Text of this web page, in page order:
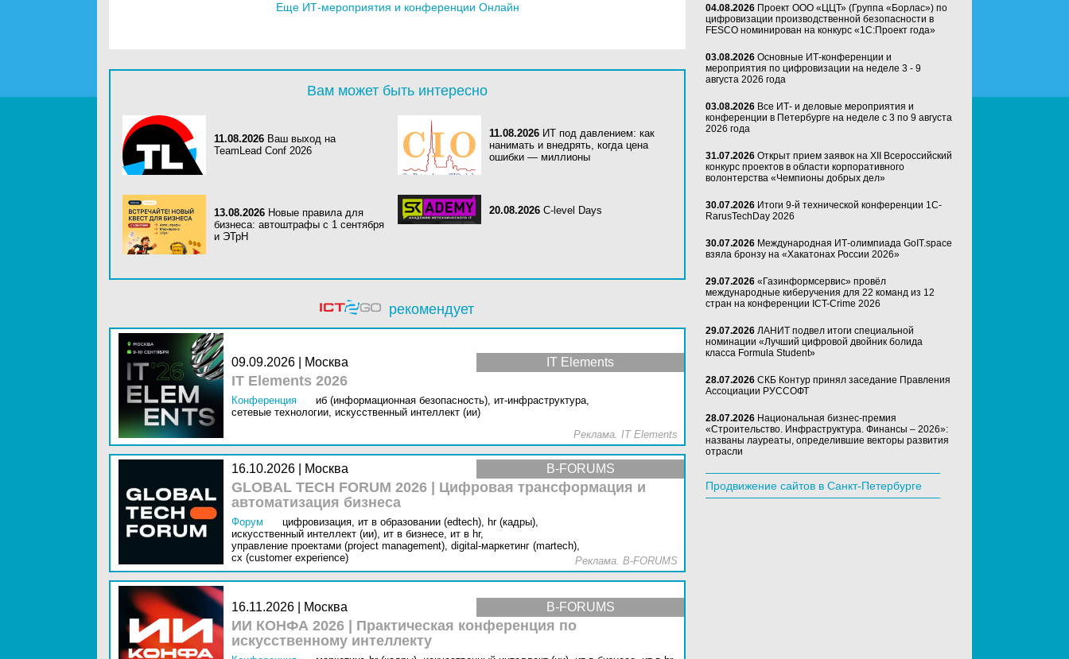
Еще ИТ-мероприятия и конференции Онлайн
Вам может быть интересно
11.08.2026 Ваш выход на
TeamLead Conf 2026
11.08.2026 ИТ под давлением: как
нанимать и внедрять, когда цена
ошибки — миллионы
13.08.2026 Новые правила для
бизнеса: автоштрафы с 1 сентября
и ЭТрН
20.08.2026 C-level Days
рекомендует
IT Elements
09.09.2026 | Москва
IT Elements 2026
Конференция иб (информационная безопасность), ит-инфраструктура,
сетевые технологии, искусственный интеллект (ии)
Реклама. IT Elements
B-FORUMS
16.10.2026 | Москва
GLOBAL TECH FORUM 2026 | Цифровая трансформация и
автоматизация бизнеса
Форум цифровизация, ит в образовании (edtech), hr (кадры),
искусственный интеллект (ии), ит в бизнесе, ит в hr,
управление проектами (project management), digital-маркетинг (martech),
cx (customer experience)
Реклама. B-FORUMS
B-FORUMS
16.11.2026 | Москва
ИИ КОНФА 2026 | Практическая конференция по
искусственному интеллекту
04.08.2026 Проект ООО «ЦЦТ» (Группа «Борлас») по
цифровизации производственной безопасности в
FESCO номинирован на конкурс «1С:Проект года»
03.08.2026 Основные ИТ-конференции и
мероприятия по цифровизации на неделе 3 - 9
августа 2026 года
03.08.2026 Все ИТ- и деловые мероприятия и
конференции в Петербурге на неделе с 3 по 9 августа
2026 года
31.07.2026 Открыт прием заявок на XII Всероссийский
конкурс проектов в области корпоративного
волонтерства «Чемпионы добрых дел»
30.07.2026 Итоги 9-й технической конференции 1C-
RarusTechDay 2026
30.07.2026 Международная ИТ-олимпиада GoIT.space
взяла бронзу на «Хакатонах России 2026»
29.07.2026 «Газинформсервис» провёл
международные киберучения для 22 команд из 12
стран на конференции ICT-Crime 2026
29.07.2026 ЛАНИТ подвел итоги специальной
номинации «Лучший цифровой двойник болида
класса Formula Student»
28.07.2026 СКБ Контур принял заседание Правления
Ассоциации РУССОФТ
28.07.2026 Национальная бизнес-премия
«Строительство. Инфраструктура. Финансы – 2026»:
названы лауреаты, определившие векторы развития
отрасли
Продвижение сайтов в Санкт-Петербурге